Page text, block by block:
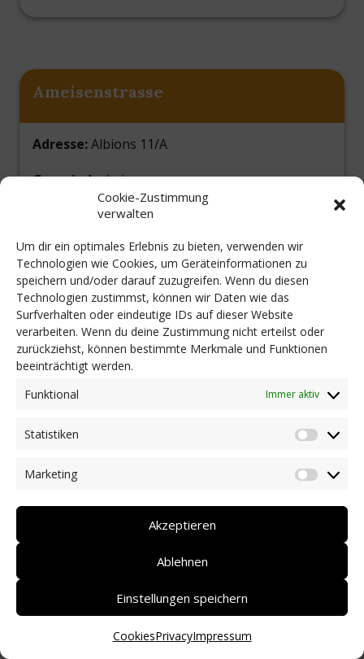
Cookie-Zustimmung
verwalten
Um dir ein optimales Erlebnis zu bieten, verwenden wir
Technologien wie Cookies, um Geräteinformationen zu
speichern und/oder darauf zuzugreifen. Wenn du diesen
Technologien zustimmst, können wir Daten wie das
Surfverhalten oder eindeutige IDs auf dieser Website
verarbeiten. Wenn du deine Zustimmung nicht erteilst oder
zurückziehst, können bestimmte Merkmale und Funktionen
beeinträchtigt werden.
Funktional
Immer aktiv
Statistiken
Marketing
Akzeptieren
Ablehnen
Einstellungen speichern
CookiesPrivacyImpressum
Ameisenstrasse
Adresse:Albions 11/A
Gemeinde:Lajen
39040
Steuernummer:92069320213
Eintragung RUNTS: SI
Datum der Eintragung im RUNTS:
07/11/2022
Genaue Angabe der Eintragung im RUNTS:
71493
Amici di Carezza A.P.S. & A.S.
Dilettantistica
Nova Levante